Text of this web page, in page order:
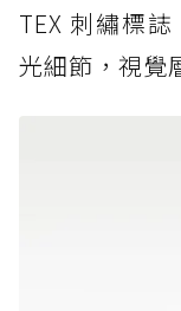
TEX 刺繡標
光細節，視覺